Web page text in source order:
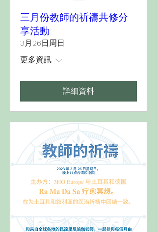
三月份教師的祈禱共修分
享活動
3月26日周日
更多資訊
詳細資料